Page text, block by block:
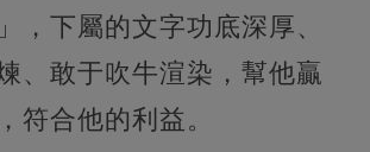
，下屬的文字功底深厚、
、敢于吹牛渲染，幫他贏
符合他的利益。